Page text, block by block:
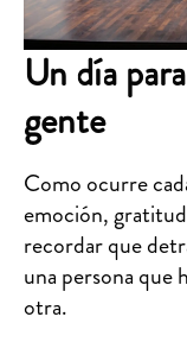
Un día
gente
Como ocurre
emoción,
recordar que
una persona que
otra.